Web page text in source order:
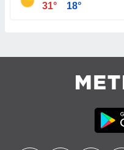
31° 18°